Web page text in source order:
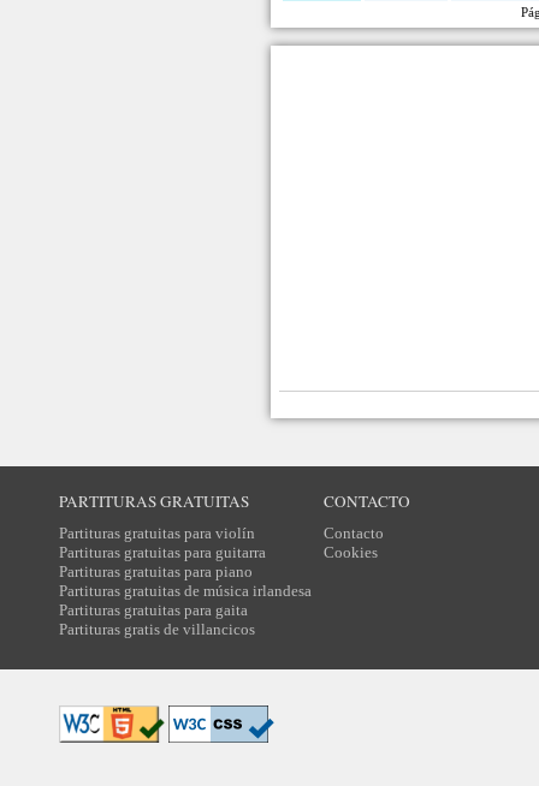
PARTITURAS GRATUITAS
Partituras gratuitas para violín
Partituras gratuitas para guitarra
Partituras gratuitas para piano
Partituras gratuitas de música irlandesa
Partituras gratuitas para gaita
Partituras gratis de villancicos
CONTACTO
Contacto
Cookies